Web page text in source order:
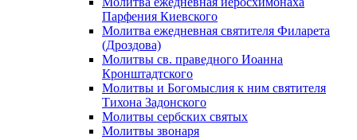
Парфения Киевского
Молитва ежедневная святителя Филарета
(Дроздова)
Молитвы св. праведного Иоанна
Кронштадтского
Молитвы и Богомыслия к ним святителя
Тихона Задонского
Молитвы сербских святых
Молитвы звонаря